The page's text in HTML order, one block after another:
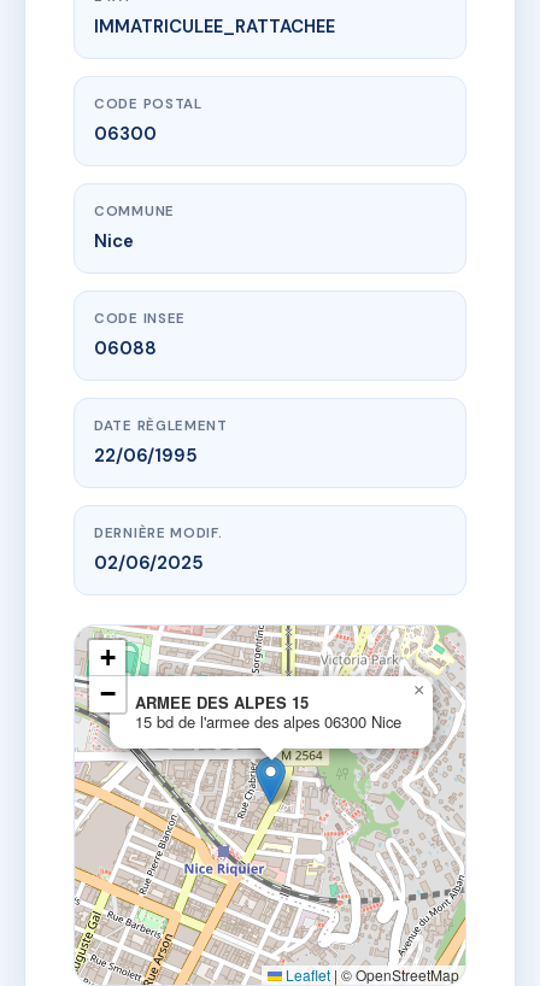
www.vme.plus/AC7259948
ARMEE DES ALPES 15
15 bd de l'armee des alpes
IMMATRICULEE_RATTACHEE
CODE POSTAL
06300
COMMUNE
Nice
CODE INSEE
06088
DATE RÈGLEMENT
22/06/1995
DERNIÈRE MODIF.
02/06/2025
ARMEE DES ALPES 15
15 bd de l'armee des alpes 06300 Nice
×
+
−
Leaflet|© OpenStreetMap